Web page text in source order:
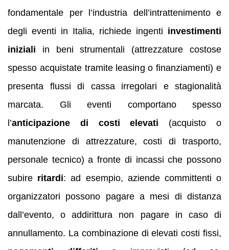
fondamentale per l’industria dell’intrattenimento e
degli eventi in Italia, richiede ingenti investimenti
iniziali in beni strumentali (attrezzature costose
spesso acquistate tramite leasing o finanziamenti) e
presenta flussi di cassa irregolari e stagionalità
marcata. Gli eventi comportano spesso
l’anticipazione di costi elevati (acquisto o
manutenzione di attrezzature, costi di trasporto,
personale tecnico) a fronte di incassi che possono
subire ritardi: ad esempio, aziende committenti o
organizzatori possono pagare a mesi di distanza
dall’evento, o addirittura non pagare in caso di
annullamento. La combinazione di elevati costi fissi,